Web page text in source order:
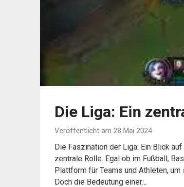
Die Liga: Ein
Veröffentlicht am 28 Mai 2024
Die Faszination der Liga: Ein Blick
zentrale Rolle. Egal ob im Fußball,
Plattform für Teams und Athleten,
Doch die Bedeutung einer…